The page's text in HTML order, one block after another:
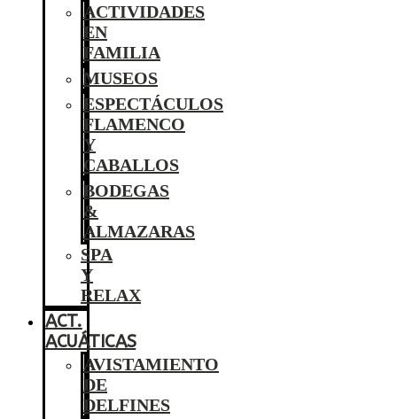
ACTIVIDADES
EN
FAMILIA
MUSEOS
ESPECTÁCULOS
FLAMENCO
Y
CABALLOS
BODEGAS
&
ALMAZARAS
SPA
Y
RELAX
ACT.
ACUÁTICAS
AVISTAMIENTO
DE
DELFINES